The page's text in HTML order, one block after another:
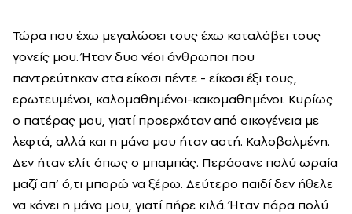
Τώρα που έχω μεγαλώσει τους έχω καταλάβει τους
γονείς μου. Ήταν δυο νέοι άνθρωποι που
παντρεύτηκαν στα είκοσι πέντε - είκοσι έξι τους,
ερωτευμένοι, καλομαθημένοι-κακομαθημένοι. Κυρίως
ο πατέρας μου, γιατί προερχόταν από οικογένεια με
λεφτά, αλλά και η μάνα μου ήταν αστή. Καλοβαλμένη.
Δεν ήταν ελίτ όπως ο μπαμπάς. Περάσανε πολύ ωραία
μαζί απ’ ό,τι μπορώ να ξέρω. Δεύτερο παιδί δεν ήθελε
να κάνει η μάνα μου, γιατί πήρε κιλά. Ήταν πάρα πολύ